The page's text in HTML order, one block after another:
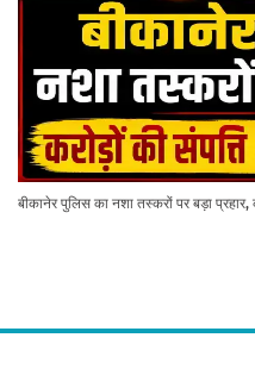
बीकानेर पुलिस का नशा तस्करों पर बड़ा